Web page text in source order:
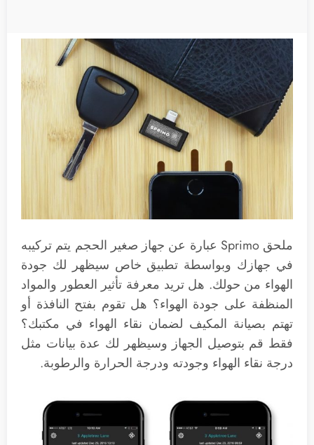
ملحق Sprimo عبارة عن جهاز صغير الحجم يتم تركيبه
في جهازك وبواسطة تطبيق خاص سيظهر لك جودة
الهواء من حولك. هل تريد معرفة تأثير العطور والمواد
المنظفة على جودة الهواء؟ هل تقوم بفتح النافذة أو
تهتم بصيانة المكيف لضمان نقاء الهواء في مكتبك؟
فقط قم بتوصيل الجهاز وسيظهر لك عدة بيانات مثل
درجة نقاء الهواء وجودته ودرجة الحرارة والرطوبة.